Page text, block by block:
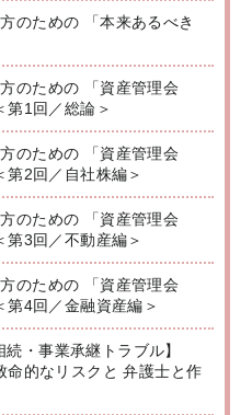
のための 「本来あるべき
のための 「資産管理会
第1回／総論＞
のための 「資産管理会
2回／自社株編＞
のための 「資産管理会
3回／不動産編＞
のための 「資産管理会
4回／金融資産編＞
・事業承継トラブル】
命的なリスクと 弁護士と作